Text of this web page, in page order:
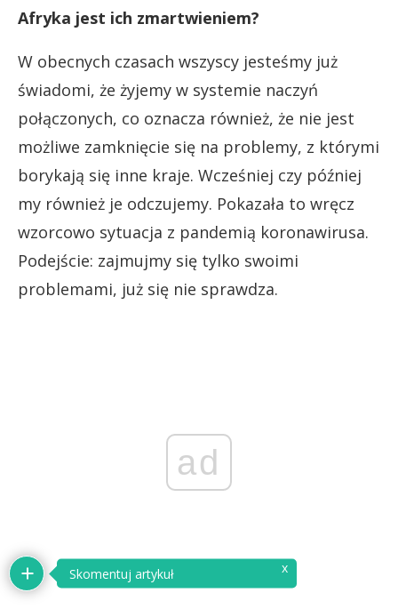
Afryka jest ich zmartwieniem?
W obecnych czasach wszyscy jesteśmy już
świadomi, że żyjemy w systemie naczyń
połączonych, co oznacza również, że nie jest
możliwe zamknięcie się na problemy, z którymi
borykają się inne kraje. Wcześniej czy później
my również je odczujemy. Pokazała to wręcz
wzorcowo sytuacja z pandemią koronawirusa.
Podejście: zajmujmy się tylko swoimi
problemami, już się nie sprawdza.
ad